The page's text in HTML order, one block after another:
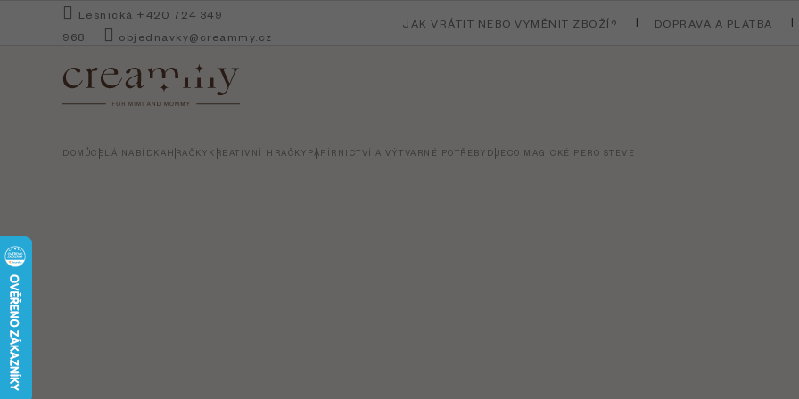
Lesnická +420 724 349
968
objednavky@creammy.cz
JAK VRÁTIT NEBO VYMĚNIT ZBOŽÍ? DOPRAVA A PLATBA
DOMŮCELÁ NABÍDKAHRAČKY KREATIVNÍ HRAČKY PAPÍRNICTVÍ A VÝTVARNÉ POTŘEBY DJECO MAGICKÉ PERO STEVE